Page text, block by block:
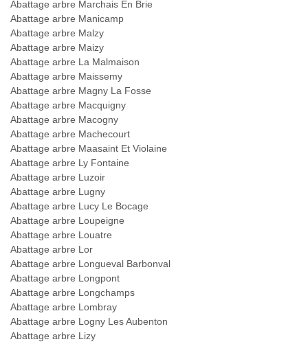
Abattage arbre Marchais En Brie
Abattage arbre Manicamp
Abattage arbre Malzy
Abattage arbre Maizy
Abattage arbre La Malmaison
Abattage arbre Maissemy
Abattage arbre Magny La Fosse
Abattage arbre Macquigny
Abattage arbre Macogny
Abattage arbre Machecourt
Abattage arbre Maasaint Et Violaine
Abattage arbre Ly Fontaine
Abattage arbre Luzoir
Abattage arbre Lugny
Abattage arbre Lucy Le Bocage
Abattage arbre Loupeigne
Abattage arbre Louatre
Abattage arbre Lor
Abattage arbre Longueval Barbonval
Abattage arbre Longpont
Abattage arbre Longchamps
Abattage arbre Lombray
Abattage arbre Logny Les Aubenton
Abattage arbre Lizy